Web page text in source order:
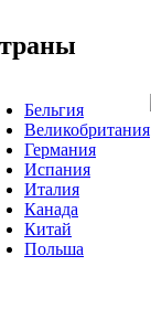
Бельгия
Великобритания
Германия
Испания
Италия
Канада
Китай
Польша